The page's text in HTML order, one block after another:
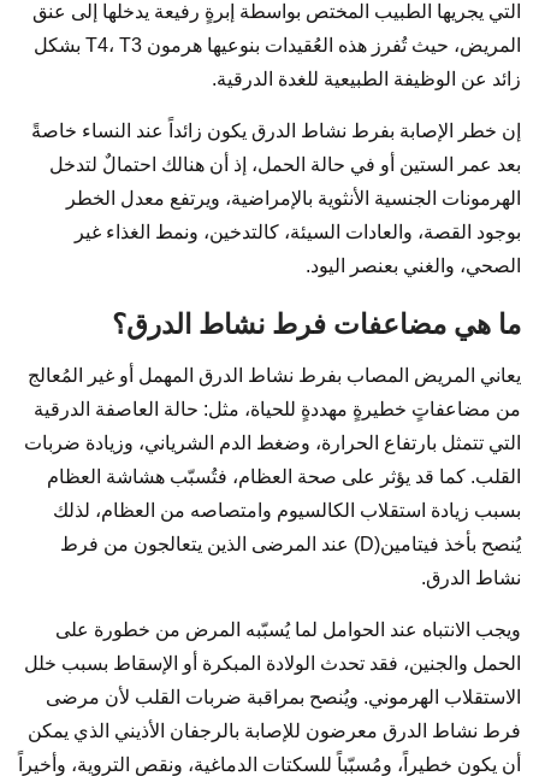
التي يجريها الطبيب المختص بواسطة إبرةٍ رفيعة يدخلها إلى عنق
المريض، حيث تُفرز هذه العُقيدات بنوعيها هرمون T4، T3 بشكل
زائد عن الوظيفة الطبيعية للغدة الدرقية.
إن خطر الإصابة بفرط نشاط الدرق يكون زائداً عند النساء خاصةً
بعد عمر الستين أو في حالة الحمل، إذ أن هنالك احتمالٌ لتدخل
الهرمونات الجنسية الأنثوية بالإمراضية، ويرتفع معدل الخطر
بوجود القصة، والعادات السيئة، كالتدخين، ونمط الغذاء غير
الصحي، والغني بعنصر اليود.
ما هي مضاعفات فرط نشاط الدرق؟
يعاني المريض المصاب بفرط نشاط الدرق المهمل أو غير المُعالج
من مضاعفاتٍ خطيرةٍ مهددةٍ للحياة، مثل: حالة العاصفة الدرقية
التي تتمثل بارتفاع الحرارة، وضغط الدم الشرياني، وزيادة ضربات
القلب. كما قد يؤثر على صحة العظام، فتُسبّب هشاشة العظام
بسبب زيادة استقلاب الكالسيوم وامتصاصه من العظام، لذلك
يُنصح بأخذ فيتامين(D) عند المرضى الذين يتعالجون من فرط
نشاط الدرق.
ويجب الانتباه عند الحوامل لما يُسبّبه المرض من خطورة على
الحمل والجنين، فقد تحدث الولادة المبكرة أو الإسقاط بسبب خلل
الاستقلاب الهرموني. ويُنصح بمراقبة ضربات القلب لأن مرضى
فرط نشاط الدرق معرضون للإصابة بالرجفان الأذيني الذي يمكن
أن يكون خطيراً، ومُسبّباً للسكتات الدماغية، ونقص التروية، وأخيراً